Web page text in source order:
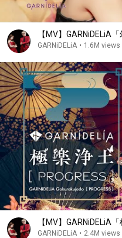
そんな風に思えるの
そう美しく　そう清ら
あなたと共に咲き誇る
愛されていたいから
時に強く　逞しく
守られてばかりじゃい
あなたへの気持ち誰に
オトメの心得
とても素敵ね
あなたと居る　それ
世界はこんなに輝いて
そんな風に気付けるの
そう温かく　そう鮮や
あなたのために咲き誇
何よりも大切な人
ずっと愛しています
【MV】GARNiDELiA「
GARNiDELiA • 1.6M views
【MV】GARNiDELiA
GARNiDELiA • 2.4M views